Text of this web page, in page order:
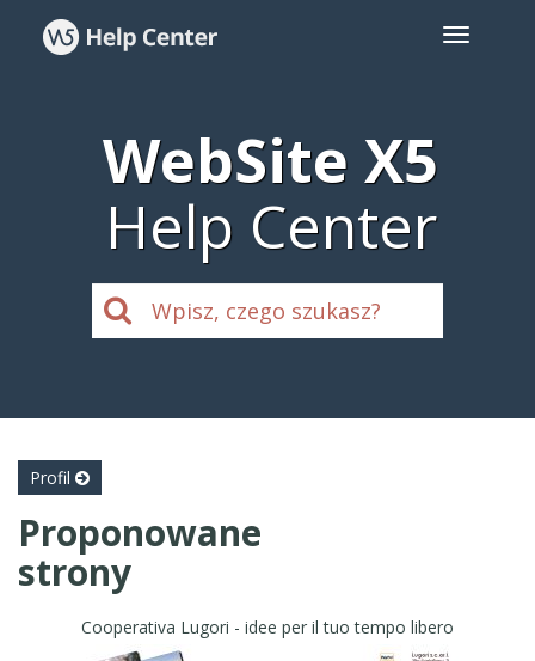
WebSite X5
Help Center
Profil
Proponowane
strony
Cooperativa Lugori - idee per il tuo tempo libero